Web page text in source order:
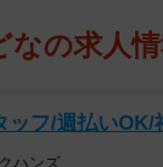
なの求人
ッフ/週払い
ハンズ